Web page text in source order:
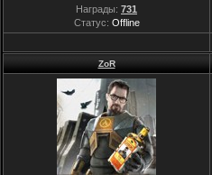
Награды: 731
Статус: Offline
ZoR